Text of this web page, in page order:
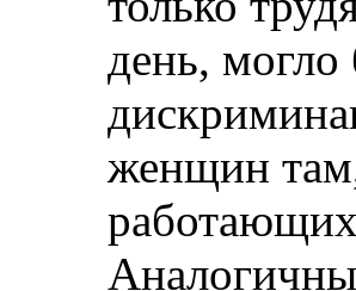
день, могло
женщин